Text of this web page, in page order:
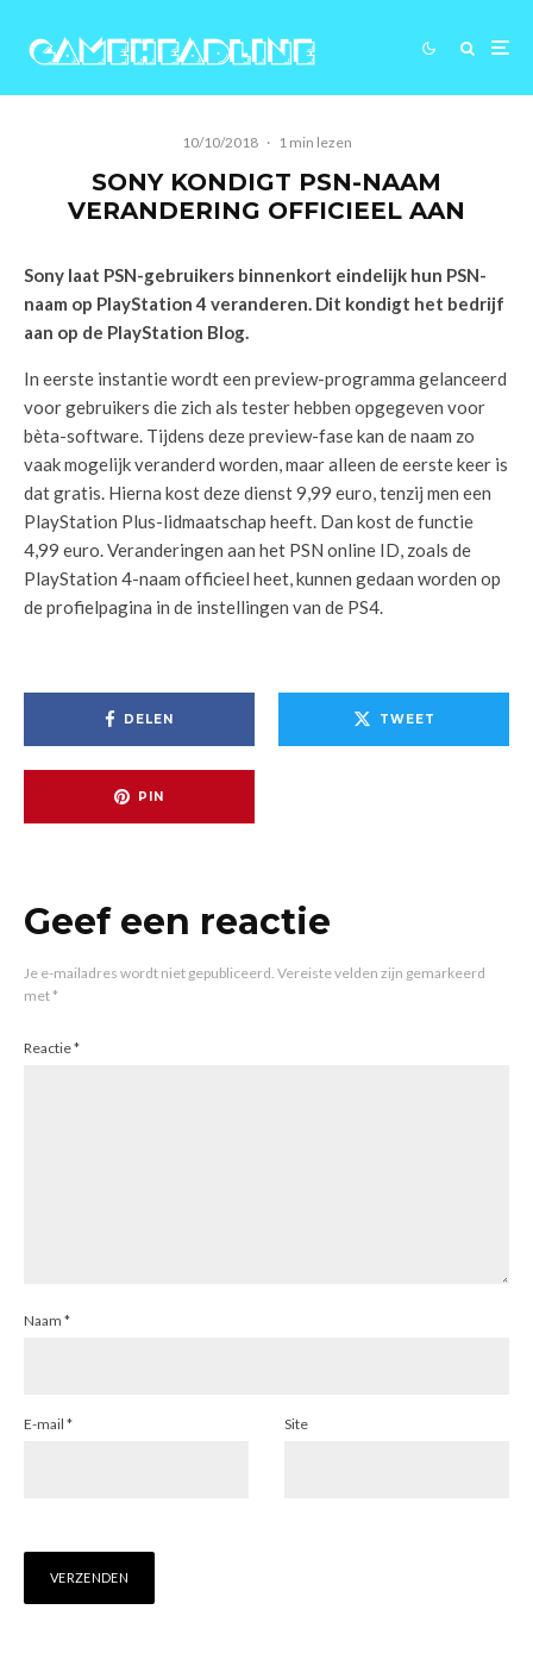
10/10/2018 · 1 min lezen
SONY KONDIGT PSN-NAAM
VERANDERING OFFICIEEL AAN
Sony laat PSN-gebruikers binnenkort eindelijk hun PSN-
naam op PlayStation 4 veranderen. Dit kondigt het bedrijf
aan op de PlayStation Blog.
In eerste instantie wordt een preview-programma gelanceerd
voor gebruikers die zich als tester hebben opgegeven voor
bèta-software. Tijdens deze preview-fase kan de naam zo
vaak mogelijk veranderd worden, maar alleen de eerste keer is
dat gratis. Hierna kost deze dienst 9,99 euro, tenzij men een
PlayStation Plus-lidmaatschap heeft. Dan kost de functie
4,99 euro. Veranderingen aan het PSN online ID, zoals de
PlayStation 4-naam officieel heet, kunnen gedaan worden op
de profielpagina in de instellingen van de PS4.
DELEN TWEET
PIN
Geef een reactie
Je e-mailadres wordt niet gepubliceerd. Vereiste velden zijn gemarkeerd
met*
Reactie*
Naam *
E-mail * Site